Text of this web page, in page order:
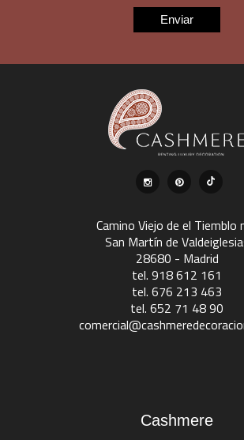
Camino Viejo de el Tiemblo
San Martín de
28680 - Madrid
tel. 918 612 161
tel. 676 213 463
tel. 652 71 48 90
Cashmere